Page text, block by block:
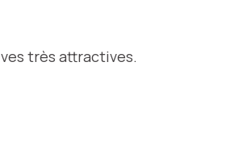
très attractives.